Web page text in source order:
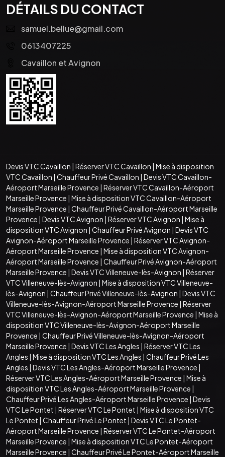
DÉTAILS DU CONTACT
samuel.bellue@gmail.com
0613407225
Cavaillon et Avignon
Devis VTC Cavaillon | Réserver VTC Cavaillon | Mise à disposition
VTC Cavaillon | Chauffeur Privé Cavaillon | Devis VTC Cavaillon-
Aéroport Marseille Provence | Réserver VTC Cavaillon-Aéroport
Marseille Provence | Mise à disposition VTC Cavaillon-Aéroport
Marseille Provence | Chauffeur Privé Cavaillon-Aéroport Marseille
Provence | Devis VTC Avignon | Réserver VTC Avignon | Mise à
disposition VTC Avignon | Chauffeur Privé Avignon | Devis VTC
Avignon-Aéroport Marseille Provence | Réserver VTC Avignon-
Aéroport Marseille Provence | Mise à disposition VTC Avignon-
Aéroport Marseille Provence | Chauffeur Privé Avignon-Aéroport
Marseille Provence | Devis VTC Villeneuve-lès-Avignon | Réserver
VTC Villeneuve-lès-Avignon | Mise à disposition VTC Villeneuve-
lès-Avignon | Chauffeur Privé Villeneuve-lès-Avignon | Devis VTC
Villeneuve-lès-Avignon-Aéroport Marseille Provence | Réserver
VTC Villeneuve-lès-Avignon-Aéroport Marseille Provence | Mise à
disposition VTC Villeneuve-lès-Avignon-Aéroport Marseille
Provence | Chauffeur Privé Villeneuve-lès-Avignon-Aéroport
Marseille Provence | Devis VTC Les Angles | Réserver VTC Les
Angles | Mise à disposition VTC Les Angles | Chauffeur Privé Les
Angles | Devis VTC Les Angles-Aéroport Marseille Provence |
Réserver VTC Les Angles-Aéroport Marseille Provence | Mise à
disposition VTC Les Angles-Aéroport Marseille Provence |
Chauffeur Privé Les Angles-Aéroport Marseille Provence | Devis
VTC Le Pontet | Réserver VTC Le Pontet | Mise à disposition VTC
Le Pontet | Chauffeur Privé Le Pontet | Devis VTC Le Pontet-
Aéroport Marseille Provence | Réserver VTC Le Pontet-Aéroport
Marseille Provence | Mise à disposition VTC Le Pontet-Aéroport
Marseille Provence | Chauffeur Privé Le Pontet-Aéroport Marseille